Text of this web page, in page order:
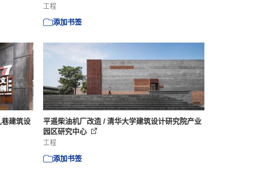
工程
添加书签
建筑设
平遥柴油机厂改造 / 清华大学建筑设计研究院产业
园区研究中心
工程
添加书签